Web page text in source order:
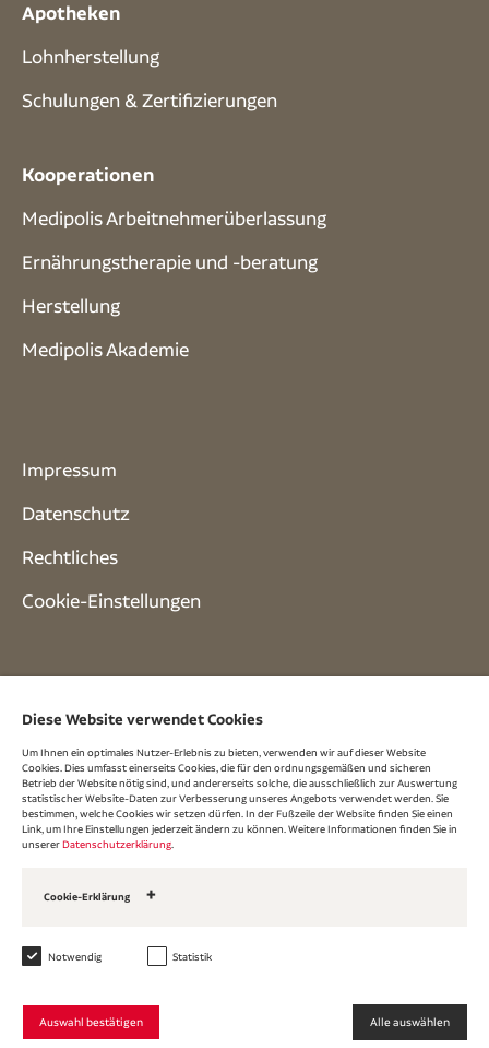
Apotheken
Lohnherstellung
Schulungen & Zertifizierungen
Kooperationen
Medipolis Arbeitnehmerüberlassung
Ernährungstherapie und -beratung
Herstellung
Medipolis Akademie
Impressum
Datenschutz
Rechtliches
Cookie-Einstellungen
Diese Website verwendet Cookies
Um Ihnen ein optimales Nutzer-Erlebnis zu bieten, verwenden wir auf dieser Website
Cookies. Dies umfasst einerseits Cookies, die für den ordnungsgemäßen und sicheren
Betrieb der Website nötig sind, und andererseits solche, die ausschließlich zur Auswertung
statistischer Website-Daten zur Verbesserung unseres Angebots verwendet werden. Sie
bestimmen, welche Cookies wir setzen dürfen. In der Fußzeile der Website finden Sie einen
Link, um Ihre Einstellungen jederzeit ändern zu können. Weitere Informationen finden Sie in
unsererDatenschutzerklärung
Cookie-Erklärung
1. Notwendige Cookies
Notwendig Statistik
Auswahl bestätigen Alle auswählen